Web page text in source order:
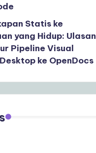
Statis ke
yang Hidup: Ulasan
Pipeline Visual
ke OpenDocs